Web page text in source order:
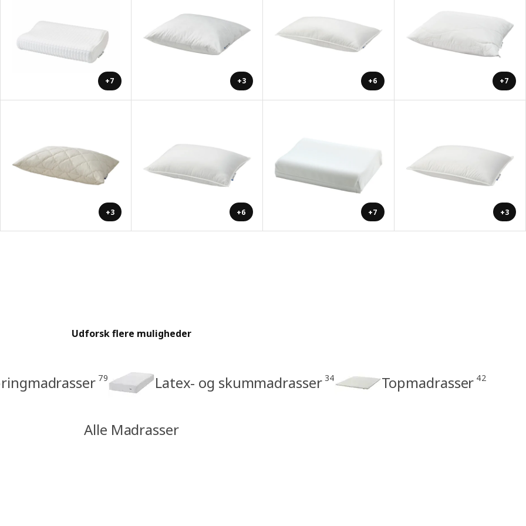
+7 +3 +6 +7
+3 +6 +7 +3
Udforsk flere muligheder
79 Latex- og skummadrasser 34 Topmadrasser 42
Alle Madrasser